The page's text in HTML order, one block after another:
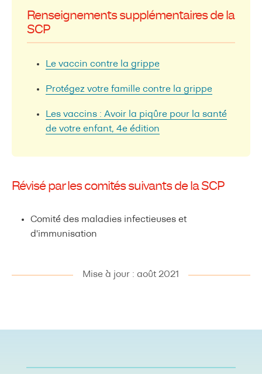
Renseignements supplémentaires de la
SCP
Le vaccin contre la grippe
Protégez votre famille contre la grippe
Les vaccins : Avoir la piqûre pour la santé
de votre enfant, 4e édition
Révisé par les comités suivants de la SCP
Comité des maladies infectieuses et
d'immunisation
Mise à jour : août 2021